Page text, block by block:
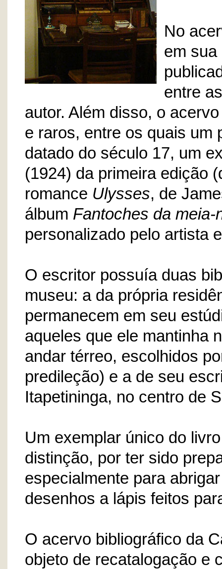
No
em sua
entre
autor. Além disso, o
e raros, entre os quais um
datado do século 17, um
(1924) da primeira edição
romance Ulysses, de
álbum Fantoches da meia-
personalizado pelo artista
O escritor possuía duas
museu: a da própria
permanecem em seu
aqueles que ele mantinha
andar térreo, escolhidos
predileção) e a de seu
Itapetininga, no centro de
Um exemplar único do
distinção, por ter sido
especialmente para
desenhos a lápis feitos
O acervo bibliográfico da
objeto de recatalogação e